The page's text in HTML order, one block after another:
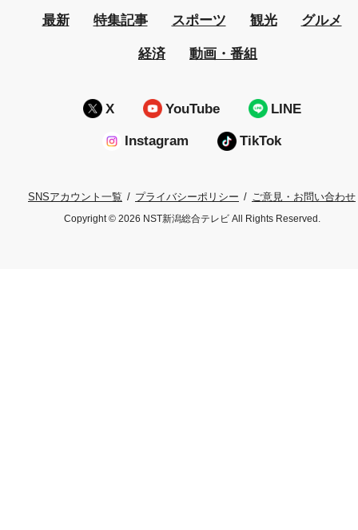
最新 特集記事 スポーツ 観光 グルメ
経済 動画・番組
X YouTube LINE
Instagram TikTok
SNSアカウント一覧 プライバシーポリシー ご意見・お問い合わせ
Copyright © 2026 NST新潟総合テレビ All Rights Reserved.